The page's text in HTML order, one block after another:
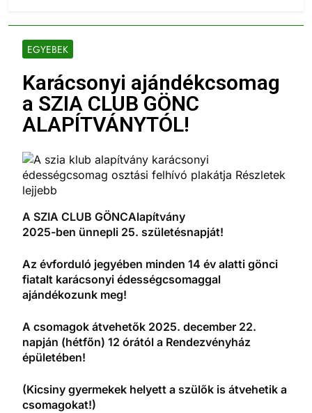
EGYEBEK
Karácsonyi ajándékcsomag
a SZIA CLUB GÖNC
ALAPÍTVÁNYTÓL!
A SZIA CLUB GÖNCAlapítvány
2025-ben ünnepli 25. születésnapját!
Az évforduló jegyében minden 14 év alatti gönci
fiatalt karácsonyi édességcsomaggal
ajándékozunk meg!
A csomagok átvehetők 2025. december 22.
napján (hétfőn) 12 órától a Rendezvényház
épületében!
(Kicsiny gyermekek helyett a szülők is átvehetik a
csomagokat!)